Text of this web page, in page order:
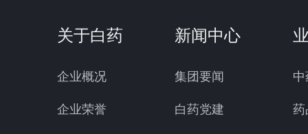
关于白药
企业概况
企业荣誉
新闻中心
集团要闻
白药党建 药